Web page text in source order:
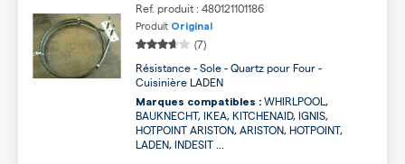
Ref. produit : 480121101186
Produit Original
(7)
Résistance - Sole - Quartz pour Four -
Cuisinière LADEN
Marques compatibles : WHIRLPOOL,
BAUKNECHT, IKEA, KITCHENAID, IGNIS,
HOTPOINT ARISTON, ARISTON, HOTPOINT,
LADEN, INDESIT ...